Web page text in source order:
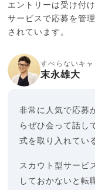
エントリーは受け付
サービスで応募を管
されています。
すべらないキ
末永雄大
非常に人気で応募
らぜひ会って話し
式を取り入れてい
スカウト型サービ
しておかないと転